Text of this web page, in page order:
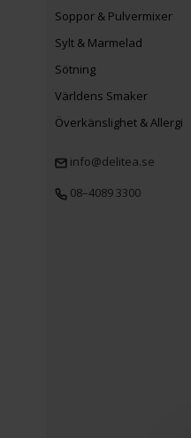
Soppor & Pulvermixer
Sylt & Marmelad
Sötning
Världens Smaker
Överkänslighet & Allergi
info@delitea.se
08–4089 3300